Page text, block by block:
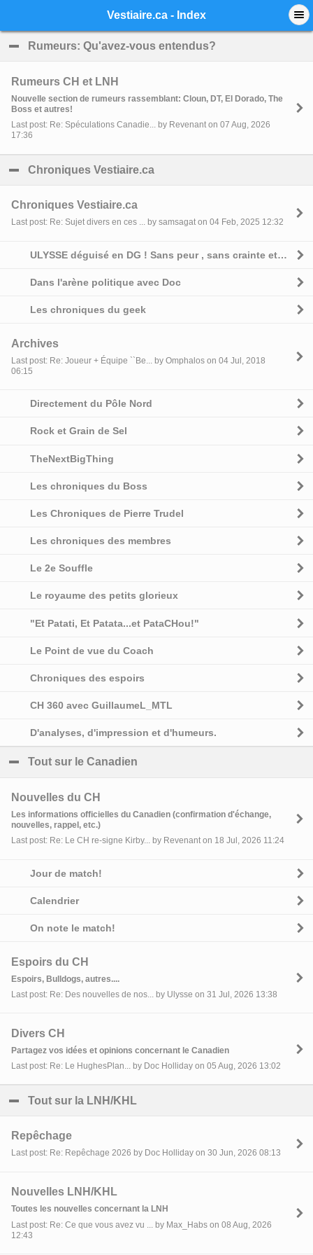
Vestiaire.ca - Index
Rumeurs: Qu'avez-vous entendus?
Rumeurs CH et LNH
Nouvelle section de rumeurs rassemblant: Cloun, DT, El Dorado, The
Boss et autres!
Last post: Re: Spéculations Canadie... by Revenant on 07 Aug, 2026
17:36
Chroniques Vestiaire.ca
Chroniques Vestiaire.ca
Last post: Re: Sujet divers en ces ... by samsagat on 04 Feb, 2025 12:32
ULYSSE déguisé en DG ! Sans peur , sans crainte et sans complexe
Dans l'arène politique avec Doc
Les chroniques du geek
Archives
Last post: Re: Joueur + Équipe ``Be... by Omphalos on 04 Jul, 2018
06:15
Directement du Pôle Nord
Rock et Grain de Sel
TheNextBigThing
Les chroniques du Boss
Les Chroniques de Pierre Trudel
Les chroniques des membres
Le 2e Souffle
Le royaume des petits glorieux
"Et Patati, Et Patata...et PataCHou!"
Le Point de vue du Coach
Chroniques des espoirs
CH 360 avec GuillaumeL_MTL
D'analyses, d'impression et d'humeurs.
Tout sur le Canadien
Nouvelles du CH
Les informations officielles du Canadien (confirmation d'échange,
nouvelles, rappel, etc.)
Last post: Re: Le CH re-signe Kirby... by Revenant on 18 Jul, 2026 11:24
Jour de match!
Calendrier
On note le match!
Espoirs du CH
Espoirs, Bulldogs, autres....
Last post: Re: Des nouvelles de nos... by Ulysse on 31 Jul, 2026 13:38
Divers CH
Partagez vos idées et opinions concernant le Canadien
Last post: Re: Le HughesPlan... by Doc Holliday on 05 Aug, 2026 13:02
Tout sur la LNH/KHL
Repêchage
Last post: Re: Repêchage 2026 by Doc Holliday on 30 Jun, 2026 08:13
Nouvelles LNH/KHL
Toutes les nouvelles concernant la LNH
Last post: Re: Ce que vous avez vu ... by Max_Habs on 08 Aug, 2026
12:43